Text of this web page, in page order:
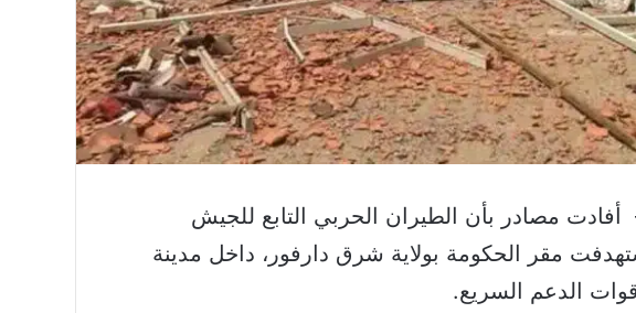
مصادر بأن الطيران الحربي التابع للجيش
مقر الحكومة بولاية شرق دارفور، داخل مدينة
الدعم السريع.